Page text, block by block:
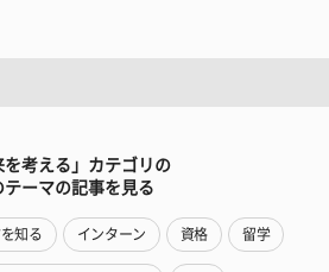
を考える」カテゴリの
テーマの記事を見る
知る インターン 資格 留学